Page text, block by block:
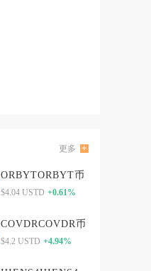
更多
ORBYTORBYT币
$4.04 USTD +0.61%
COVDRCOVDR币
$4.2 USTD +4.94%